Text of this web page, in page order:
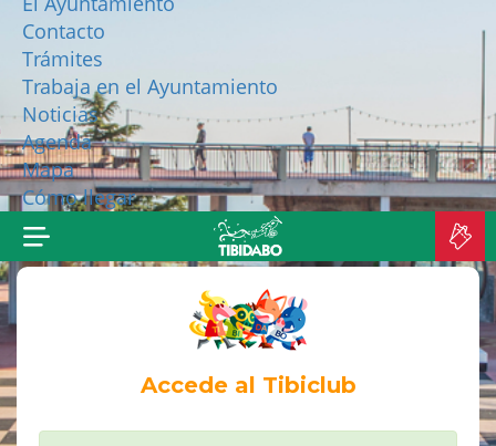
Contacto
Trámites
Trabaja en el Ayuntamiento
Noticias
Agenda
Mapa
Cómo llegar
TIBICLUB
¿QUIÉNES SOMOS?
MÁS PRODUCTOS
Accede al Tibiclub